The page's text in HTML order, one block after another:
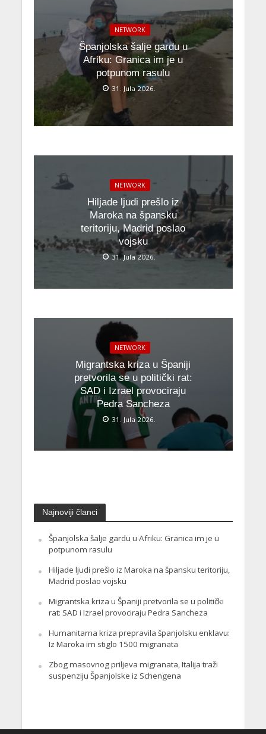
NETWORK
Španjolska šalje gardu u
Afriku: Granica im je u
potpunom rasulu
31. Jula 2026.
NETWORK
Hiljade ljudi prešlo iz
Maroka na špansku
teritoriju, Madrid poslao
vojsku
31. Jula 2026.
NETWORK
Migrantska kriza u Španiji
pretvorila se u politički rat:
SAD i Izrael provociraju
Pedra Sancheza
31. Jula 2026.
Najnoviji članci
Španjolska šalje gardu u Afriku: Granica im je u
potpunom rasulu
Hiljade ljudi prešlo iz Maroka na špansku teritoriju,
Madrid poslao vojsku
Migrantska kriza u Španiji pretvorila se u politički
rat: SAD i Izrael provociraju Pedra Sancheza
Humanitarna kriza prepravila španjolsku enklavu:
Iz Maroka im stiglo 1500 migranata
Zbog masovnog priljeva migranata, Italija traži
suspenziju Španjolske iz Schengena